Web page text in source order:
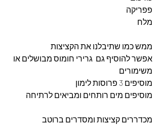
פפריקה
מלח
ממש כמו שתיבלנו את הקציצות
אפשר להוסיף גם  גרירי חומוס מבושלים או
משימורים
מוסיפים 3 פרוסות לימון
מוסיפים מים רותחים ומביאים לרתיחה
מכדררים קציצות ומסדרים ברוטב